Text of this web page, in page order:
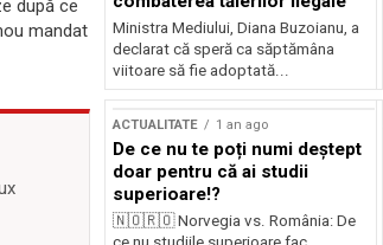
după ce
mandat
Ministra Mediului, Diana Buzoianu, a
declarat că speră ca săptămâna
viitoare să fie adoptată...
ACTUALITATE 1 an ago
De ce nu te poți numi deștept
doar pentru că ai studii
superioare!?
🇳🇴🇷🇴 Norvegia vs. România: De